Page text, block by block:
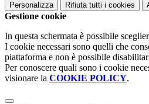
Personalizza Rifiuta tutti i cookies
Gestione cookie
In questa schermata è possibile
I cookie necessari sono quelli che
piattaforma e non è possibile
Per conoscere quali sono i cookie
visionare la COOKIE POLICY.